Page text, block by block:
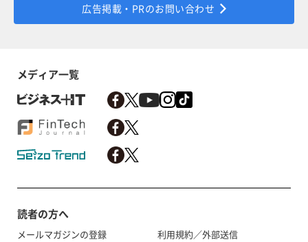
広告掲載・PRのお問い合わせ
メディア一覧
読者の方へ
メールマガジンの登録
利用規約／外部送信